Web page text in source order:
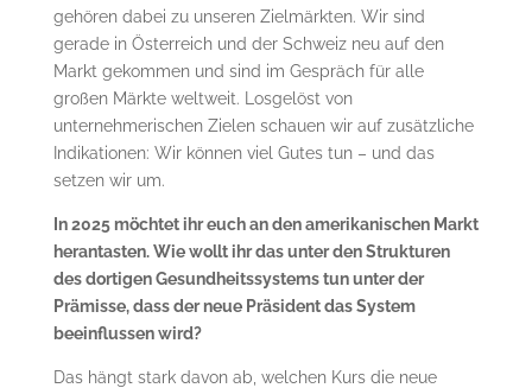
gehören dabei zu unseren Zielmärkten. Wir sind
gerade in Österreich und der Schweiz neu auf den
Markt gekommen und sind im Gespräch für alle
großen Märkte weltweit. Losgelöst von
unternehmerischen Zielen schauen wir auf zusätzliche
Indikationen: Wir können viel Gutes tun – und das
setzen wir um.
In 2025 möchtet ihr euch an den amerikanischen Markt
herantasten. Wie wollt ihr das unter den Strukturen
des dortigen Gesundheitssystems tun unter der
Prämisse, dass der neue Präsident das System
beeinflussen wird?
Das hängt stark davon ab, welchen Kurs die neue